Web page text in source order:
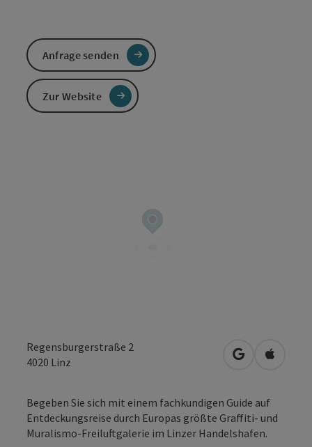
Regensburgerstraße 2
4020 Linz in Google
in
Begeben Sie sich mit einem fachkundigen Guide auf
Entdeckungsreise durch Europas größte Graffiti- und
Muralismo-Freiluftgalerie im Linzer Handelshafen.
Anfrage senden
Zur Website